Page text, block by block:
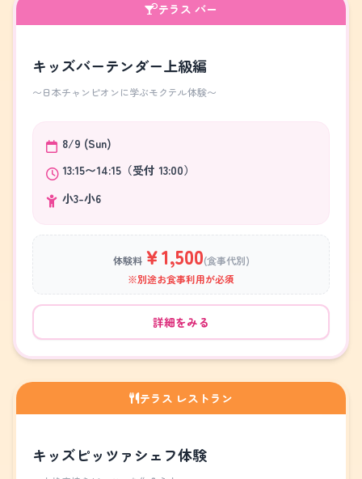
テラス バー
キッズバーテンダー上級編
～日本チャンピオンに学ぶモクテル体験～
8/9 (Sun)
13:15〜14:15（受付 13:00）
小3-小6
体験料￥1,500(食事代別)
※別途お食事利用が必須
詳細をみる
テラス レストラン
キッズピッツァシェフ体験